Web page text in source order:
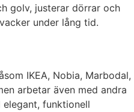
golv, justerar dörrar och
under lång tid.
IKEA, Nobia, Marbodal,
arbetar även med andra
funktionell